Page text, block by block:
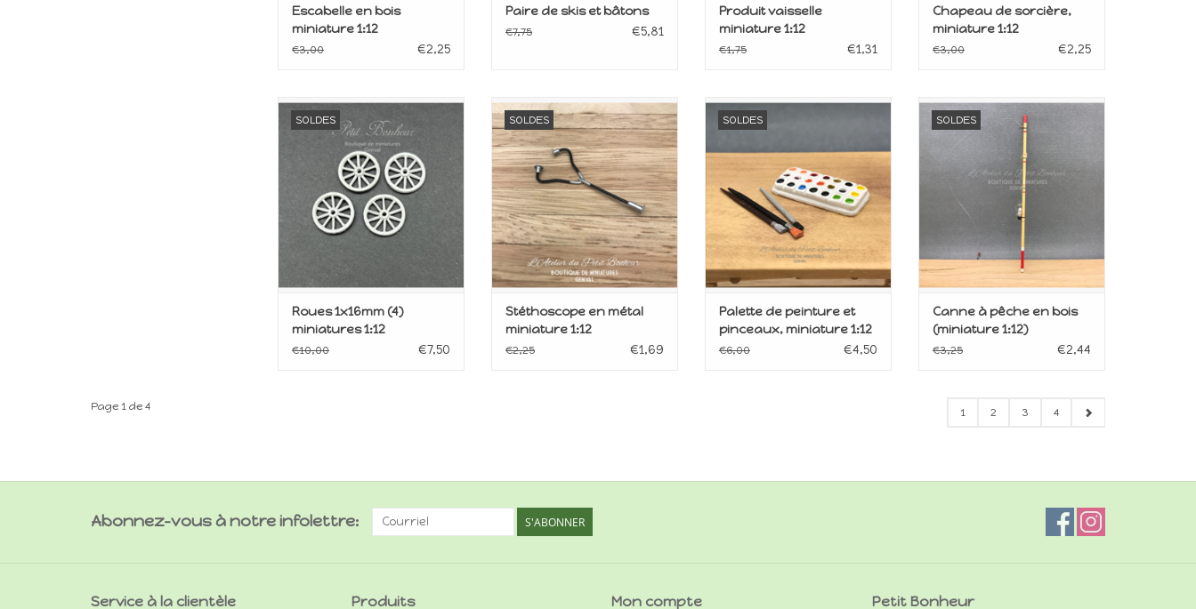
Escabelle en bois
miniature 1:12
€3,00 €2,25
Paire de skis et bâtons
€7,75 €5,81
Produit vaisselle
miniature 1:12
€1,75 €1,31
Chapeau de sorcière,
miniature 1:12
€3,00 €2,25
SOLDES
Miniature pour maison de
poupée
AJOUTER AU PANIER
Roues 1x16mm (4)
miniatures 1:12
€10,00 €7,50
SOLDES
Miniature pour maison de
poupée
Echelle 1:12
AJOUTER AU PANIER
Stéthoscope en métal
miniature 1:12
€2,25 €1,69
SOLDES
Miniature pour maison de
AJOUTER AU PANIER
Palette de peinture et
pinceaux, miniature 1:12
€6,00 €4,50
SOLDES
Miniature pour maison de
poupée
AJOUTER AU PANIER
Canne à pêche en bois
(miniature 1:12)
€3,25 €2,44
Page 1 de 4 1 2 3 4
Abonnez-vous à notre infolettre: S'ABONNER
Service à la clientèle Produits Mon compte Petit Bonheur